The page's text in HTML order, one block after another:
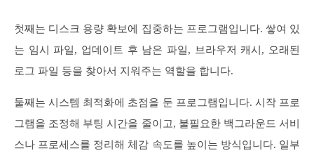
첫째는 디스크 용량 확보에 집중하는 프로그램입니다. 쌓여 있
는 임시 파일, 업데이트 후 남은 파일, 브라우저 캐시, 오래된
로그 파일 등을 찾아서 지워주는 역할을 합니다.
둘째는 시스템 최적화에 초점을 둔 프로그램입니다. 시작 프로
그램을 조정해 부팅 시간을 줄이고, 불필요한 백그라운드 서비
스나 프로세스를 정리해 체감 속도를 높이는 방식입니다. 일부